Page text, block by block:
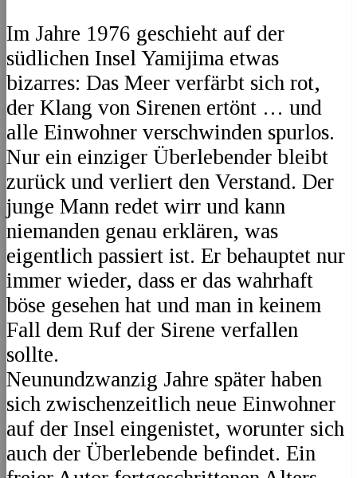
Im Jahre 1976 geschieht auf der
südlichen Insel Yamijima etwas
bizarres: Das Meer verfärbt sich rot,
der Klang von Sirenen ertönt … und
alle Einwohner verschwinden spurlos.
Nur ein einziger Überlebender bleibt
zurück und verliert den Verstand. Der
junge Mann redet wirr und kann
niemanden genau erklären, was
eigentlich passiert ist. Er behauptet nur
immer wieder, dass er das wahrhaft
böse gesehen hat und man in keinem
Fall dem Ruf der Sirene verfallen
sollte.
Neunundzwanzig Jahre später haben
sich zwischenzeitlich neue Einwohner
auf der Insel eingenistet, worunter sich
auch der Überlebende befindet. Ein